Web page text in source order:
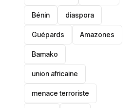
Bénin diaspora
Guépards Amazones
Bamako
union africaine
menace terroriste